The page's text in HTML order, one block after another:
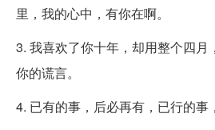
里，我的心中，有你在啊。
3. 我喜欢了你十年，却用整个四月
你的谎言。
4. 已有的事，后必再有，已行的事